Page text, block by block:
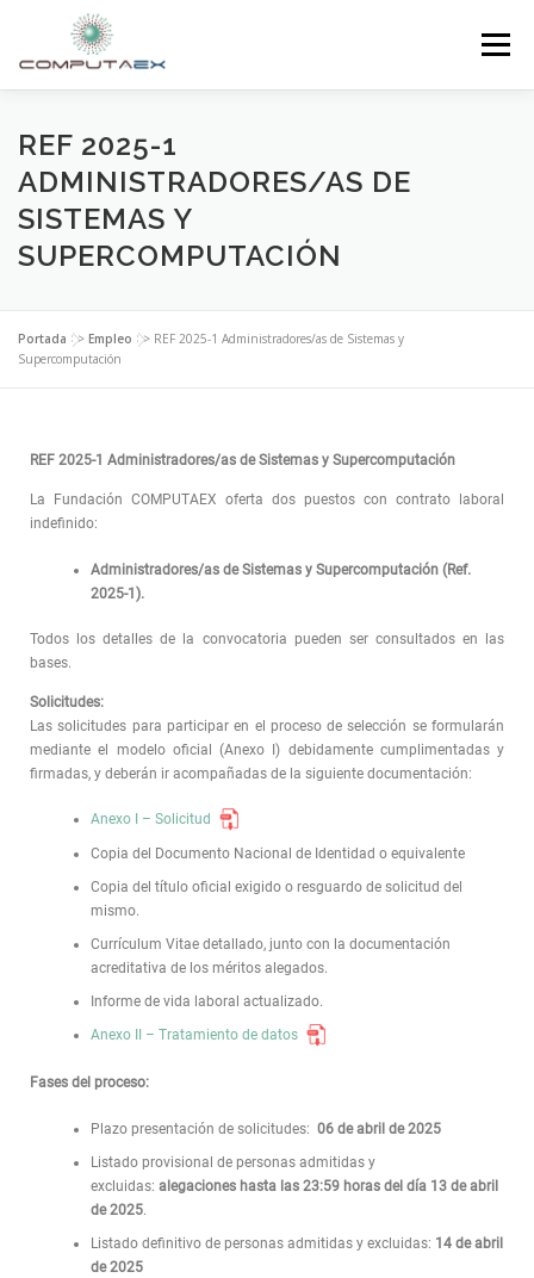
Menú
INICIO LA FUNDACIÓN
SUPERCOMPUTACIÓN
REF 2025-1
ADMINISTRADORES/AS DE
SISTEMAS Y
SUPERCOMPUTACIÓN
Portada >> Empleo >> REF 2025-1 Administradores/as de Sistemas y
Supercomputación
REF 2025-1 Administradores/as de Sistemas y Supercomputación
La Fundación COMPUTAEX oferta dos puestos con contrato laboral
indefinido:
Administradores/as de Sistemas y Supercomputación (Ref.
2025-1).
Todos los detalles de la convocatoria pueden ser consultados en las
bases.
Solicitudes:
Las solicitudes para participar en el proceso de selección se formularán
mediante el modelo oficial (Anexo I) debidamente cumplimentadas y
firmadas, y deberán ir acompañadas de la siguiente documentación:
Anexo I – Solicitud
Copia del Documento Nacional de Identidad o equivalente
Copia del título oficial exigido o resguardo de solicitud del
mismo.
Currículum Vitae detallado, junto con la documentación
acreditativa de los méritos alegados.
Informe de vida laboral actualizado.
Anexo II – Tratamiento de datos
Fases del proceso:
Plazo presentación de solicitudes: 06 de abril de 2025
Listado provisional de personas admitidas y
excluidas: alegaciones hasta las 23:59 horas del día 13 de abril
de 2025.
Listado definitivo de personas admitidas y excluidas: 14 de abril
de 2025